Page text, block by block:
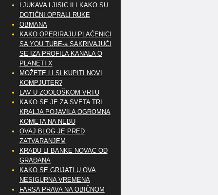
LJUKAVA LJISIC ILI KAKO SU
DOTIČNI OPRALI RUKE
OBMANA
KAKO OPERIRAJU PLAĆENICI
SA YOU TUBE-a SAKRIVAJUĆI
SE IZA PROFILA KANALA O
PLANETI X
MOŽETE LI SI KUPITI NOVI
KOMPJUTER?
LAV U ZOOLOŠKOM VRTU
KAKO SE JE ZA SVETA TRI
KRALJA POJAVILA OGROMNA
KOMETA NA NEBU
OVAJ BLOG JE PRED
ZATVARANJEM
KRADU LI BANKE NOVAC OD
GRAĐANA
KAKO SE GRIJATI U OVA
NESIGURNA VREMENA
FARSA PRAVA NA OBIČNOM